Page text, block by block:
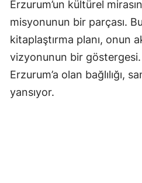
Iğdır
Erzurum’un kültürel
misyonunun bir parçası. Bu
kitaplaştırma planı, onun
vizyonunun bir
Erzurum’a olan bağlılığı,
yansıyor.